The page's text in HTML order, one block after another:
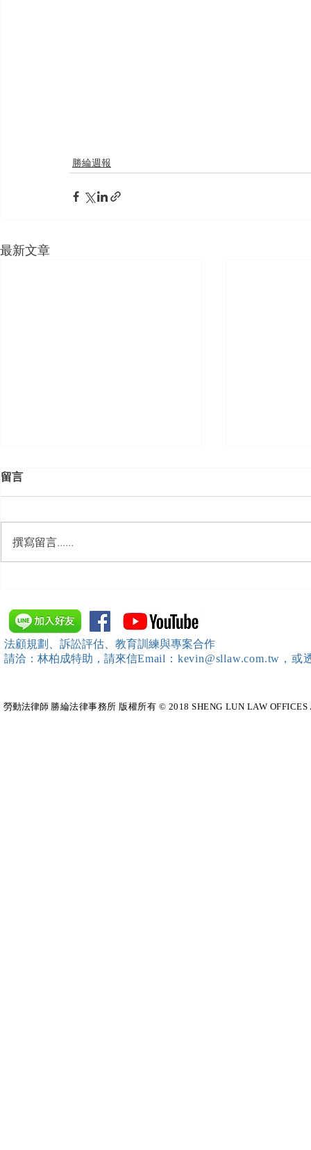
勝綸週報
最新文章
訓練）課程，邀請本所所長 邱
靖棠律師 擔任講師
留言
撰寫留言......
法顧規劃、訴訟評估、教育訓練與專案合作
請洽：林柏成特助 ，請來信Email：kevin@sllaw.com.tw，
勞動法律師​ 勝綸法律事務所 版權所有 © 2018 SHENG LUN LAW